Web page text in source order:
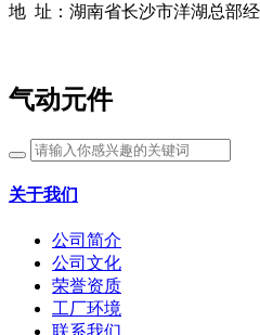
地 址：湖南省长沙市洋湖总部
气动元件
关于我们
公司简介
公司文化
荣誉资质
工厂环境
联系我们